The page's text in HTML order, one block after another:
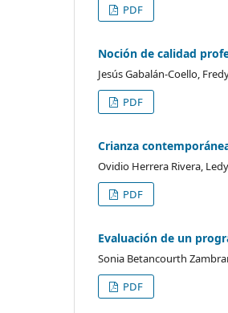
PDF
Noción de calidad
Jesús Gabalán-Coello,
PDF
Crianza
Ovidio Herrera Rivera,
PDF
Evaluación de un
Sonia Betancourth
PDF